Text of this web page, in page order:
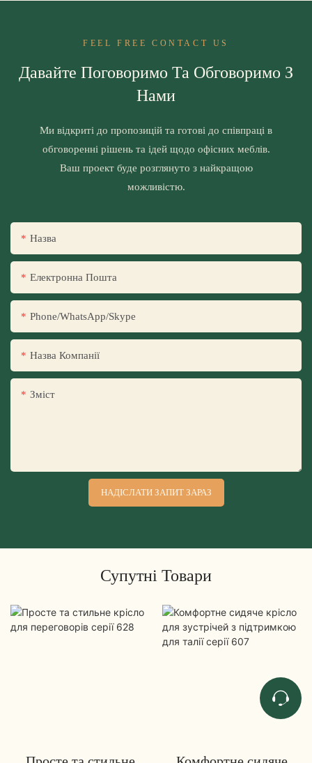
FEEL FREE CONTACT US
Давайте Поговоримо Та Обговоримо З
Нами
Ми відкриті до пропозицій та готові до співпраці в
обговоренні рішень та ідей щодо офісних меблів.
Ваш проект буде розглянуто з найкращою
можливістю.
Назва
Електронна Пошта
Phone/WhatsApp/Skype
Назва Компанії
Зміст
НАДІСЛАТИ ЗАПИТ ЗАРАЗ
Супутні Товари